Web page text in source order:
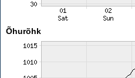
Õhurõhk